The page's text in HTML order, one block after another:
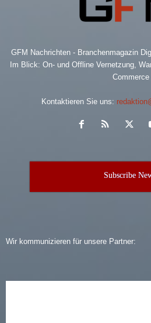
GFM Nachrichten - Branchenmagazin
Im Blick: On- und Offline Vernetzung,
Commerce
Kontaktieren Sie uns:
Subscribe
Wir kommunizieren für unsere Partner: